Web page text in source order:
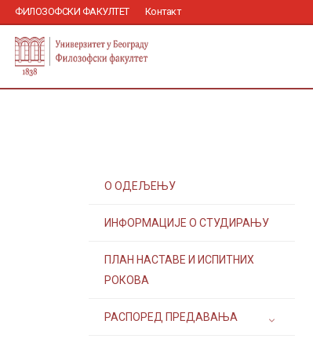
ФИЛОЗОФСКИ ФАКУЛТЕТ Контакт
О ОДЕЉЕЊУ
ИНФОРМАЦИЈЕ О СТУДИРАЊУ
ПЛАН НАСТАВЕ И ИСПИТНИХ
РОКОВА
РАСПОРЕД ПРЕДАВАЊА